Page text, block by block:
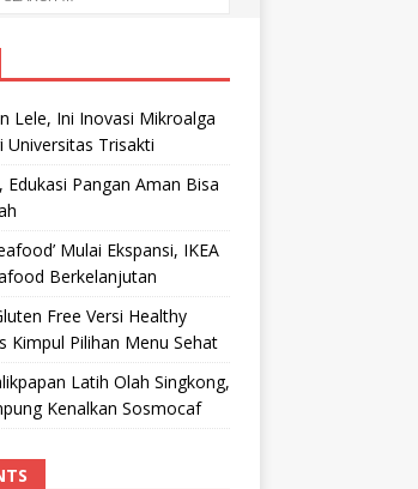
Lele, Ini Inovasi Mikroalga
Universitas Trisakti
Edukasi Pangan Aman Bisa
Mulai Ekspansi, IKEA
Berkelanjutan
Free Versi Healthy
Kimpul Pilihan Menu Sehat
Latih Olah Singkong,
Kenalkan Sosmocaf